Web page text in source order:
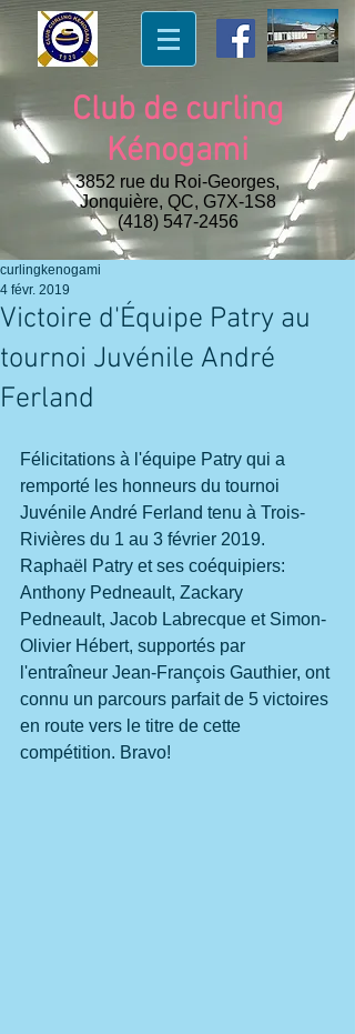
Club de curling
Kénogami
3852 rue du Roi-Georges,
Jonquière, QC, G7X-1S8
(418) 547-2456
Victoire d'Équipe Patry au
tournoi Juvénile André
Ferland
curlingkenogami
4 févr. 2019
Félicitations à l'équipe Patry qui a
remporté les honneurs du tournoi
Juvénile André Ferland tenu à Trois-
Rivières du 1 au 3 février 2019.
Raphaël Patry et ses coéquipiers:
Anthony Pedneault, Zackary
Pedneault, Jacob Labrecque et Simon-
Olivier Hébert, supportés par
l'entraîneur Jean-François Gauthier, ont
connu un parcours parfait de 5 victoires
en route vers le titre de cette
compétition. Bravo!